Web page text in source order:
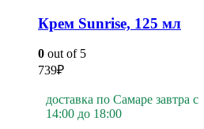
Крем Sunrise, 125 мл
0 out of 5
739₽
доставка по Самаре завтра с
14:00 до 18:00